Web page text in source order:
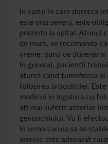
In cazul in care durerea
este una severa, este
prezinte la spital. Atunci
de mare, se recomanda
vreme, pana ce durerea
In general, pacientii
atunci cand tumefierea si
folosirea articulatiei.
medicul in legatura cu
ati mai suferit anterior
genunchiului. Va fi
in urma caruia sa se
menisc este adevarat